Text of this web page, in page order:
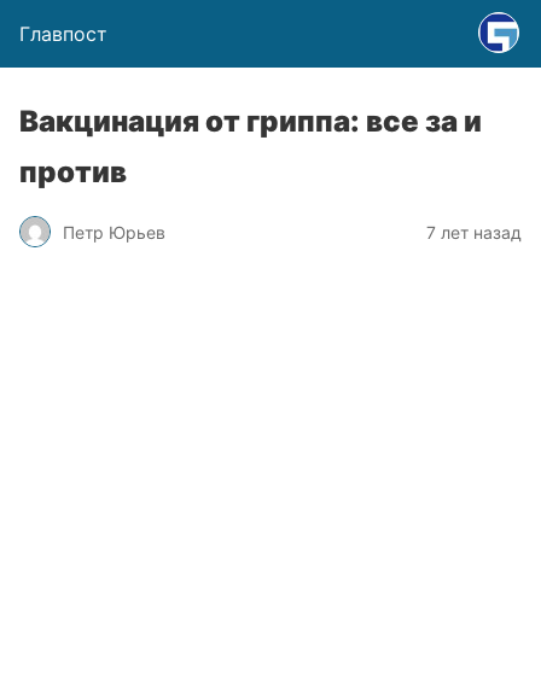
Главпост
Вакцинация от гриппа: все за и
против
Петр Юрьев 7 лет назад